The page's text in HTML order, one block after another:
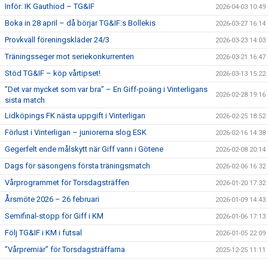
Inför: IK Gauthiod – TG&IF 2026-04-03 10:49
Boka in 28 april – då börjar TG&IF:s Bollekis 2026-03-27 16:14
Provkväll föreningskläder 24/3 2026-03-23 14:03
Träningsseger mot seriekonkurrenten 2026-03-21 16:47
Stöd TG&IF – köp vårtipset! 2026-03-13 15:22
”Det var mycket som var bra” – En Giff-poäng i Vinterligans
sista match
2026-02-28 19:16
Lidköpings FK nästa uppgift i Vinterligan 2026-02-25 18:52
Förlust i Vinterligan – juniorerna slog ESK 2026-02-16 14:38
Gegerfelt ende målskytt när Giff vann i Götene 2026-02-08 20:14
Dags för säsongens första träningsmatch 2026-02-06 16:32
Vårprogrammet för Torsdagsträffen 2026-01-20 17:32
Årsmöte 2026 – 26 februari 2026-01-09 14:43
Semifinal-stopp för Giff i KM 2026-01-06 17:13
Följ TG&IF i KM i futsal 2026-01-05 22:09
”Vårpremiär” för Torsdagsträffarna 2025-12-25 11:11